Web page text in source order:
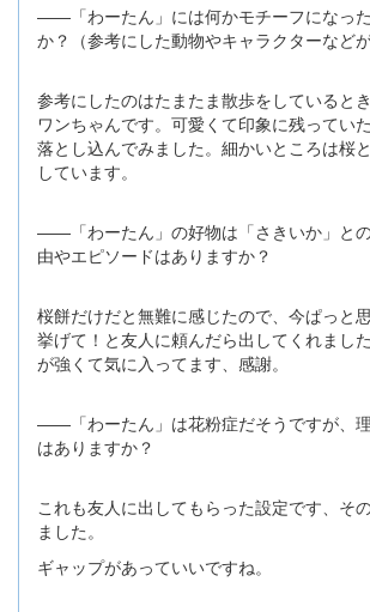
――「わーたん」には何かモチーフになっ
か？（参考にした動物やキャラクターなどが
参考にしたのはたまたま散歩をしていると
ワンちゃんです。可愛くて印象に残ってい
落とし込んでみました。細かいところは桜
しています。
――「わーたん」の好物は「さきいか」と
由やエピソードはありますか？
桜餅だけだと無難に感じたので、今ぱっと
挙げて！と友人に頼んだら出してくれまし
が強くて気に入ってます、感謝。
――「わーたん」は花粉症だそうですが、
はありますか？
これも友人に出してもらった設定です、そ
ました。
ギャップがあっていいですね。